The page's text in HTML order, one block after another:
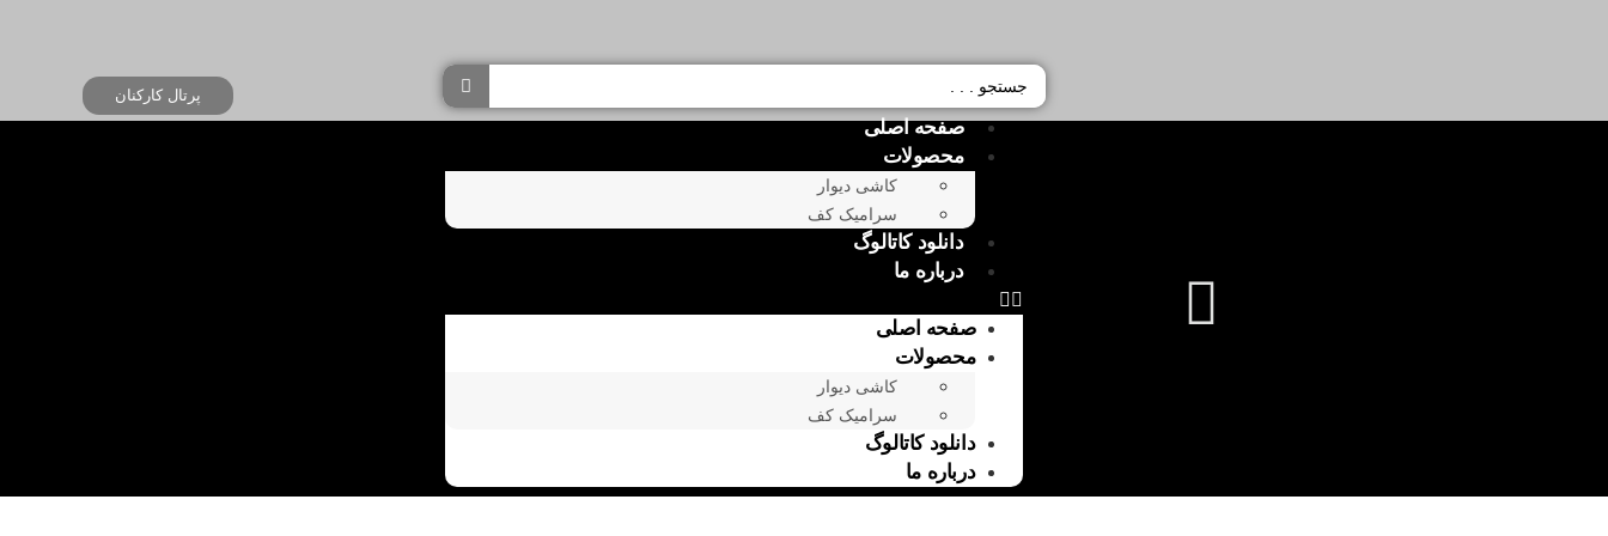
پرتال کارکنان
صفحه اصلی
محصولات
کاشی دیوار
سرامیک کف
دانلود کاتالوگ
درباره ما
صفحه اصلی
محصولات
کاشی دیوار
سرامیک کف
دانلود کاتالوگ
درباره ما